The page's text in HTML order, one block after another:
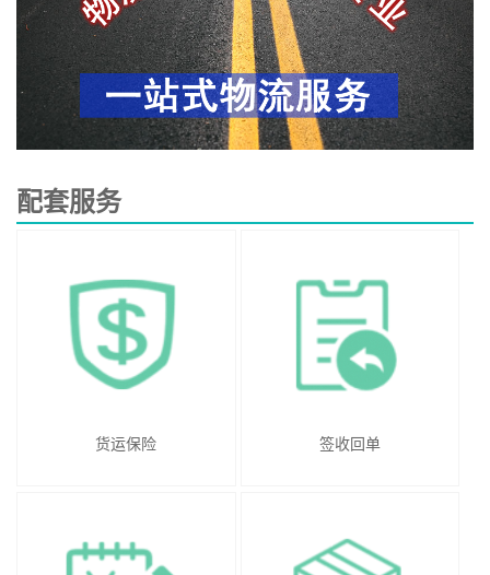
配套服务
货运保险 签收回单